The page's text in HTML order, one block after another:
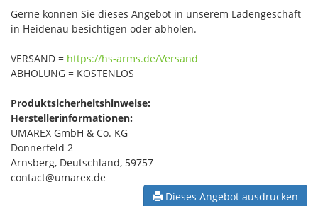
Gerne können Sie dieses Angebot in unserem Ladengeschäft
in Heidenau besichtigen oder abholen.
VERSAND = https://hs-arms.de/Versand
ABHOLUNG = KOSTENLOS
Produktsicherheitshinweise:
Herstellerinformationen:
UMAREX GmbH & Co. KG
Donnerfeld 2
Arnsberg, Deutschland, 59757
contact@umarex.de
Dieses Angebot ausdrucken